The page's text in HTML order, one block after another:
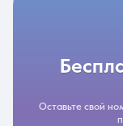
бесплатная консультация
Оставьте свой